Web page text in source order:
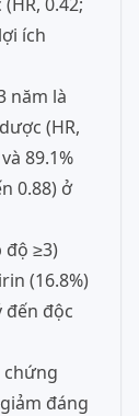
ích
năm là
(HR,
89.1%
0.88) ở
độ ≥3)
(16.8%)
đến độc
chứng
đáng